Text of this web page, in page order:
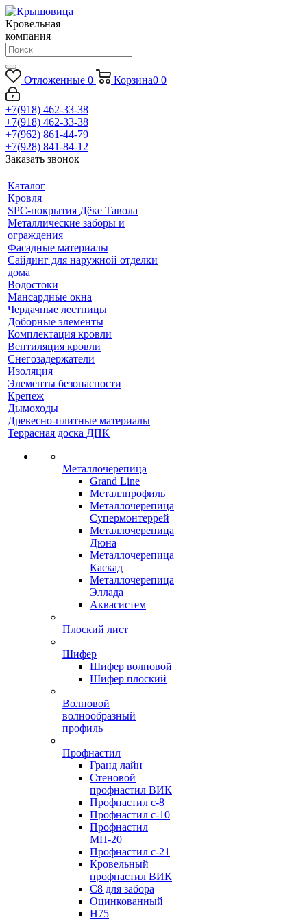
Кровельная
компания
Отложенные 0 Корзина0 0
+7(918) 462-33-38
+7(918) 462-33-38
+7(962) 861-44-79
+7(928) 841-84-12
Заказать звонок
Каталог
Кровля
SPC-покрытия Дёке Тавола
Металлические заборы и
ограждения
Фасадные материалы
Сайдинг для наружной отделки
дома
Водостоки
Мансардные окна
Чердачные лестницы
Доборные элементы
Комплектация кровли
Вентиляция кровли
Снегозадержатели
Изоляция
Элементы безопасности
Крепеж
Дымоходы
Древесно-плитные материалы
Террасная доска ДПК
Металлочерепица
Grand Line
Металлпрофиль
Металлочерепица
Супермонтеррей
Металлочерепица
Дюна
Металлочерепица
Каскад
Металлочерепица
Эллада
Аквасистем
Плоский лист
Шифер
Шифер волновой
Шифер плоский
Волновой
волнообразный
профиль
Профнастил
Гранд лайн
Стеновой
профнастил ВИК
Профнастил с-8
Профнастил с-10
Профнастил
МП-20
Профнастил с-21
Кровельный
профнастил ВИК
С8 для забора
Оцинкованный
Н75